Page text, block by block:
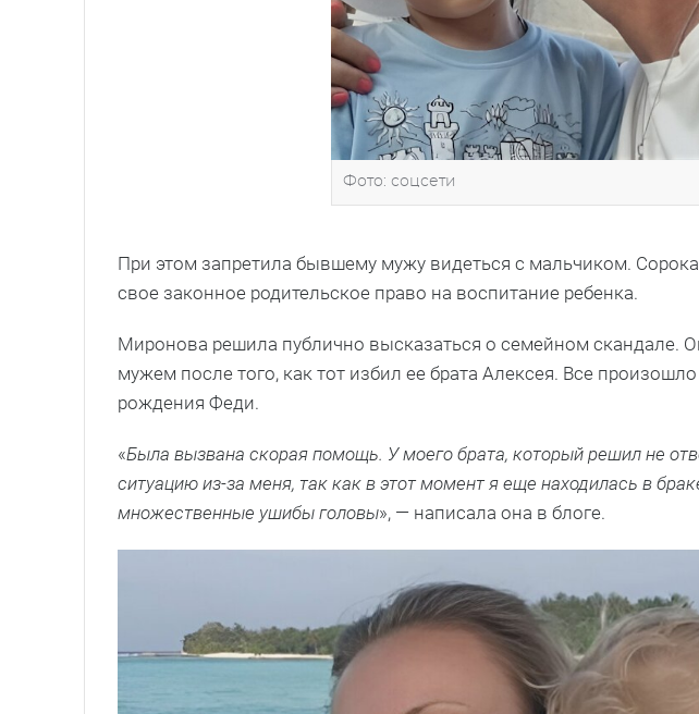
Фото: соцсети
При этом запретила бывшему мужу видеться с мальчиком. Сорока
свое законное родительское право на воспитание ребенка.
Миронова решила публично высказаться о семейном скандале.
мужем после того, как тот избил ее брата Алексея. Все
рождения Феди.
«Была вызвана скорая помощь. У моего брата, который решил не
ситуацию из-за меня, так как в этот момент я еще находилась в
множественные ушибы головы», — написала она в блоге.